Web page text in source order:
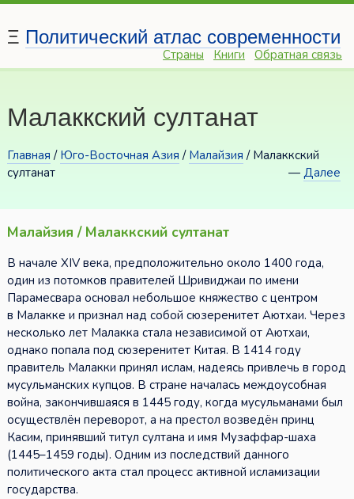
Ξ Политический атлас современности
Страны Книги Обратная связь
Малаккский султанат
Главная / Юго-Восточная Азия / Малайзия / Малаккский
султанат
—Далее
Малайзия / Малаккский султанат
В начале XIV века, предположительно около 1400 года,
один из потомков правителей Шривиджаи по имени
Парамесвара основал небольшое княжество с центром
в Малакке и признал над собой сюзеренитет Аютхаи. Через
несколько лет Малакка стала независимой от Аютхаи,
однако попала под сюзеренитет Китая. В 1414 году
правитель Малакки принял ислам, надеясь привлечь в город
мусульманских купцов. В стране началась междоусобная
война, закончившаяся в 1445 году, когда мусульманами был
осуществлён переворот, а на престол возведён принц
Касим, принявший титул султана и имя Музаффар-шаха
(1445–1459 годы). Одним из последствий данного
политического акта стал процесс активной исламизации
государства.